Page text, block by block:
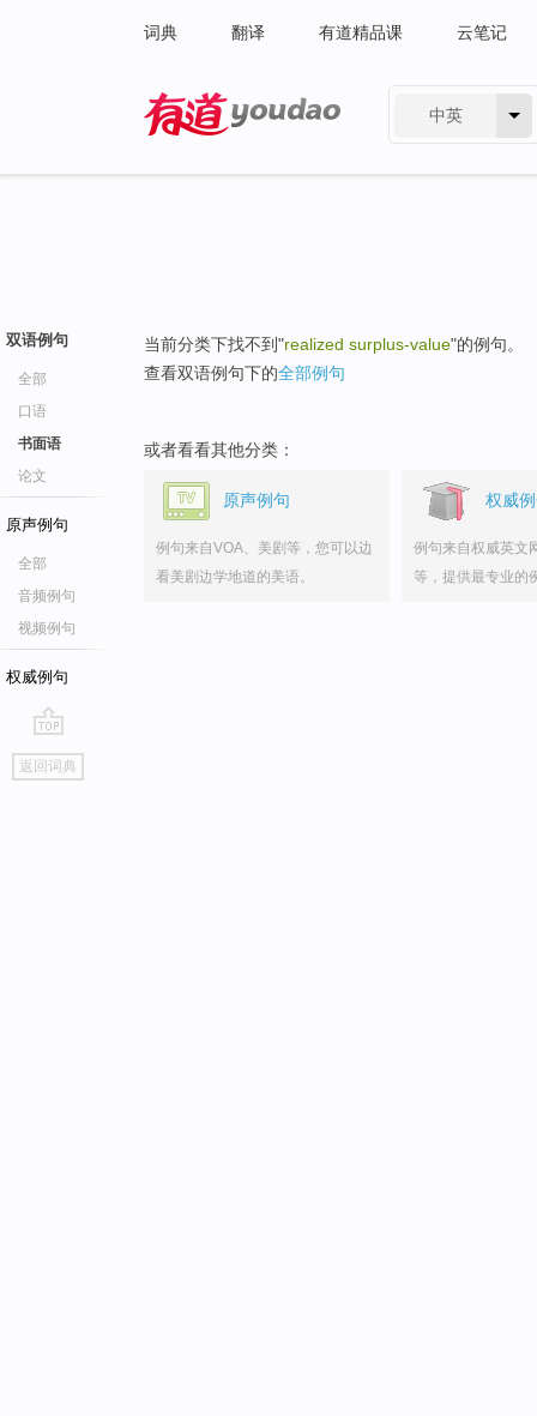
词典 翻译 有道精品课 云笔记
中英
双语例句
全部
口语
书面语
论文
原声例句
全部
音频例句
视频例句
权威例句
go
top
返回词典
当前分类下找不到"realized surplus-value"的例句。
查看双语例句下的全部例句
或者看看其他分类：
原声例句
例句来自VOA、美剧等，您可以边
看美剧边学地道的美语。
权威
例句来自权威英文
等，提供最专业的